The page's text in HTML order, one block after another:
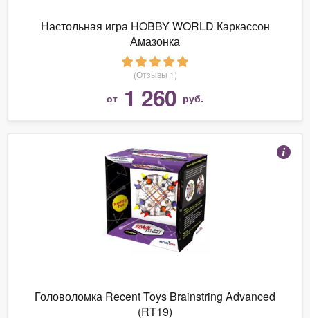
Настольная игра HOBBY WORLD Каркассон
Амазонка
(Отзывы 1)
от 1 260 руб.
Головоломка Recent Toys Brainstring Advanced
(RT19)